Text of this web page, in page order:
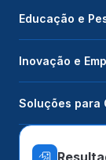
Educação e
Inovação e
Soluções para